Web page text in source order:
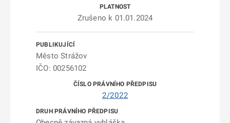
Zrušeno k 01.01.2024
Město Strážov
IČO: 00256102
2/2022